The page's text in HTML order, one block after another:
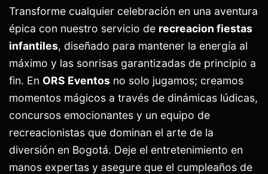
Transforme cualquier celebración en una aventura
épica con nuestro servicio de recreacion fiestas
infantiles, diseñado para mantener la energía al
máximo y las sonrisas garantizadas de principio a
fin. En ORS Eventos no solo jugamos; creamos
momentos mágicos a través de dinámicas lúdicas,
concursos emocionantes y un equipo de
recreacionistas que dominan el arte de la
diversión en Bogotá. Deje el entretenimiento en
manos expertas y asegure que el cumpleaños de